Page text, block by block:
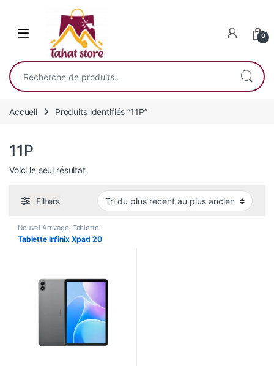
0
Recherche pour :
Accueil Produits identifiés “11P”
11P
Voici le seul résultat
Filters
Nouvel Arrivage, Tablette
Tablette Infinix Xpad 20